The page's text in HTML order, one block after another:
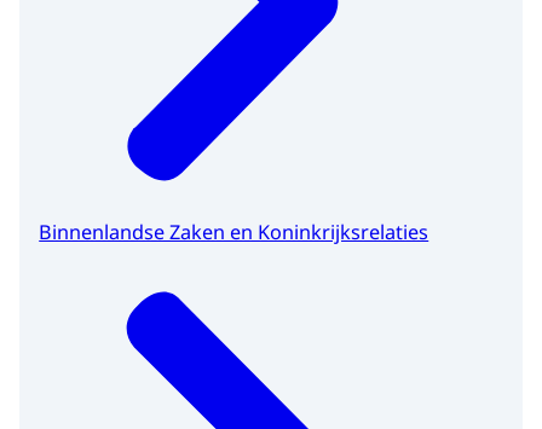
Binnenlandse Zaken en Koninkrijksrelaties